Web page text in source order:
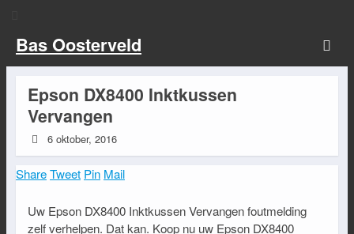
Bas Oosterveld
Epson DX8400 Inktkussen
Vervangen
6 oktober, 2016
ShareTweet Pin Mail
Uw Epson DX8400 Inktkussen Vervangen foutmelding
zelf verhelpen. Dat kan. Koop nu uw Epson DX8400